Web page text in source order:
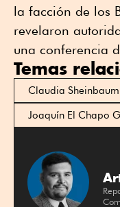
la facción de los
revelaron
una conferencia
Temas
Claudia Sheinbaum
Joaquín El Chapo